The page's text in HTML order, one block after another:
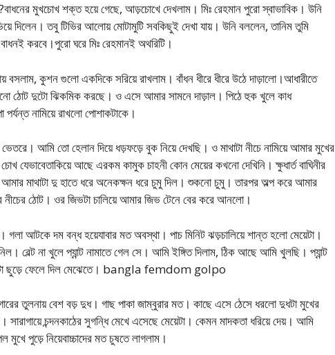
মুখচোখ শক্ত হয়ে গেছে, আড়চোখে দেখলাম। মিঃ রেহমান পুরো স্বাভাবিক। উনি
দিলেন। তবু টিভির আলোয় মোটামুটি সবকিছুই দেখা যায়। উনি বললেন, তানিম তুমি
করবে।পুরো ঘরে মিঃ রেহমানই অথরিটি।
বসলাম, কুশন গুলো একদিকে সরিয়ে রাখলাম। বাঁধন ধীরে ধীরে উঠে দাড়ালো।আধারীতে
ঠোট দুটো ঝিকমিক করছে। ও এসে আমার সামনে দাড়াল। পিঠে হুক খুলে কাধ
পর্যন্ত নামিয়ে রাখলো পোশাকটাকে।
আমি তো হেলান দিয়ে ধড়ফড়ে বুক নিয়ে দেখছি। ও মাথাটা নীচে নামিয়ে আমার মুখের
যেভাবেতাকিয়ে আছে এরকম কামুক চাহনী কোন মেয়ের কখনো দেখিনি। ক্ষুধার্ত বাঘিনীর
মাথাটা দু হাতে ধরে অনেকক্ষন ধরে চুমু দিল। শুকনো চুমু। তারপর অল্প করে আমার
নীচের ঠোট। ওর জিভটা চালিয়ে আমার জিভ টেনে বের করে আনলো।
আটকে দম বন্ধ হয়েযাবার মত অবস্থা। পাচ মিনিট ঝড়চালিয়ে শান্ত হলো মেয়েটা।
বেল্ট না খুলে প্যান্ট নামাতে গেল সে। আমি ইঙ্গিত দিলাম, ঠিক আছে আমি খুলছি। প্যান্ট
টা ছুড়ে ফেলে দিল মেঝেতে। bangla femdom golpo
তুলনায় বেশ বড় দুধ। গাছ পাকা জাম্বুরার মত। কাছে এসে ঠেসে ধরলো দুধটা মুখের
চন্দনকাঠের সুগন্ধি মেখে এসেছে মেয়েটা। কেমন মাদকতা ধরিয়ে দেয়। আমি
পুড়ে নিয়েবাচ্চাদের মত চুষতে লাগলাম।